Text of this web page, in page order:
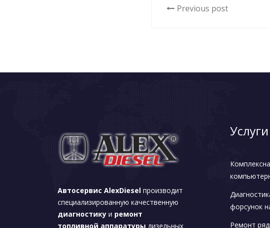
Previous post
Автосервис AlexDiesel производит
специализированную качественную
диагностику и ремонт
топливной аппаратуры дизельных
Услуги
форсунок
Ремонт